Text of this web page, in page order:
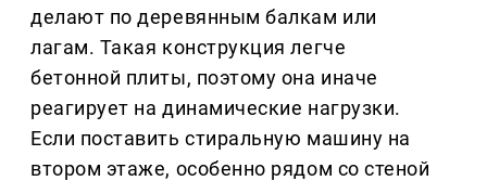
делают по деревянным балкам или
лагам. Такая конструкция легче
бетонной плиты, поэтому она иначе
реагирует на динамические нагрузки.
Если поставить стиральную машину на
втором этаже, особенно рядом со стеной